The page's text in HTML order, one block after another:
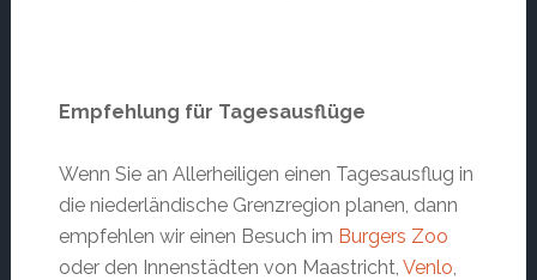
Empfehlung für Tagesausflüge
Wenn Sie an Allerheiligen einen Tagesausflug in
die niederländische Grenzregion planen, dann
empfehlen wir einen Besuch im Burgers Zoo
oder den Innenstädten von Maastricht, Venlo,